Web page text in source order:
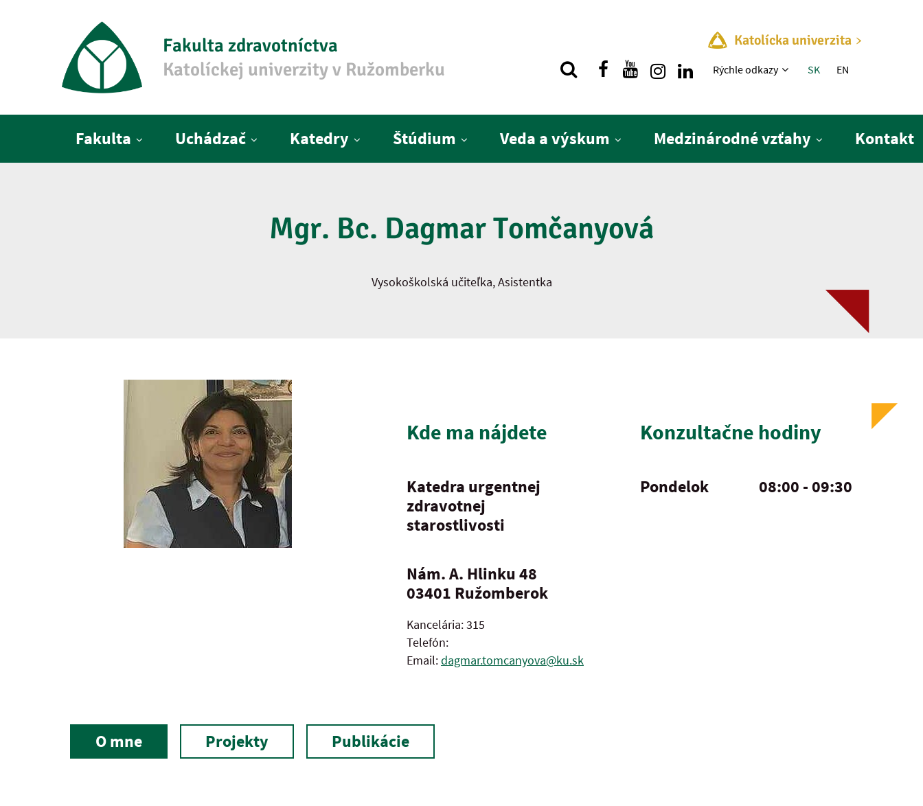
Fakulta zdravotníctva
Katolíckej univerzity v Ružomberku
Katolícka univerzita
Rýchle menu
Rýchle odkazy SK EN
Fakulta Uchádzač Katedry Štúdium Veda a výskum Medzinárodné vzťahy Kontakt
Mgr. Bc. Dagmar Tomčanyová
Vysokoškolská učiteľka, Asistentka
Kde ma nájdete
Katedra urgentnej
zdravotnej
starostlivosti
Nám. A. Hlinku 48
03401 Ružomberok
Kancelária: 315
Telefón:
Email:dagmar.tomcanyova@ku.sk
Konzultačne hodiny
Pondelok 08:00 - 09:30
O mne Projekty Publikácie